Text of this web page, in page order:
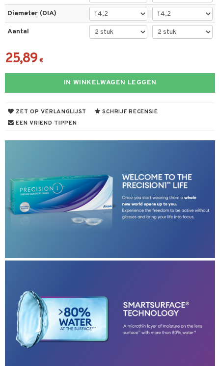
Diameter (DIA)
Aantal
25,89 €
IN WINKELWAGEN LEGGEN
ZET OP VERLANGLIJST
SCHRIJF RECENSIE
EEN VRIEND TIPPEN